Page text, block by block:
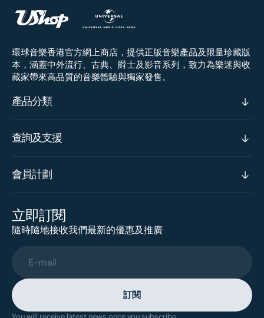
環球音樂香港官方網上商店，提供正版音樂產品及限量珍藏版
本，涵蓋中外流行、古典、爵士及影音系列，致力為樂迷與收
藏家帶來高品質的音樂體驗與獨家發售。
產品分類
查詢及支援
會員計劃
立即訂閱
隨時隨地接收我們最新的優惠及推廣
E-mail
訂閱